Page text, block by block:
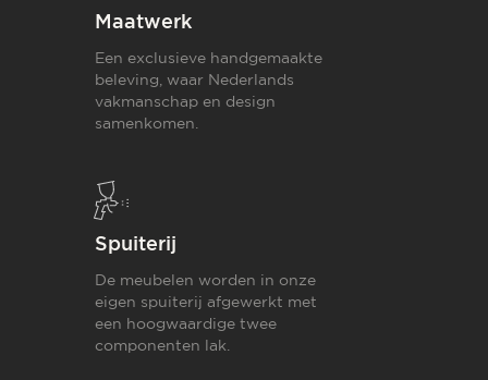
Maatwerk
Een exclusieve handgemaakte
beleving, waar Nederlands
vakmanschap en design
samenkomen.
Spuiterij
De meubelen worden in onze
eigen spuiterij afgewerkt met
een hoogwaardige twee
componenten lak.